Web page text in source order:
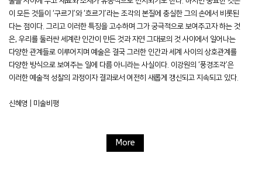
이 모든 것들이 ‘구르기’와 ‘흐르기’라는 조각의 본질에 충실한 그의 손에서 비롯된
다는 점이다. 그리고 이러한 특징을 고수하며 그가 궁극적으로 보여주고자 하는 것
은, 우리를 둘러싼 세계란 인간이 만든 것과 자연 그대로의 것 사이에서 일어나는
다양한 관계들로 이루어지며 예술은 결국 그러한 인간과 세계 사이의 상호관계를
다양한 방식으로 보여주는 일에 다름 아니라는 사실이다. 이강원의 ‘풍경조각’은
이러한 예술적 성찰의 과정이자 결과로서 여전히 새롭게 갱신되고 지속되고 있다.
신혜영 | 미술비평
More